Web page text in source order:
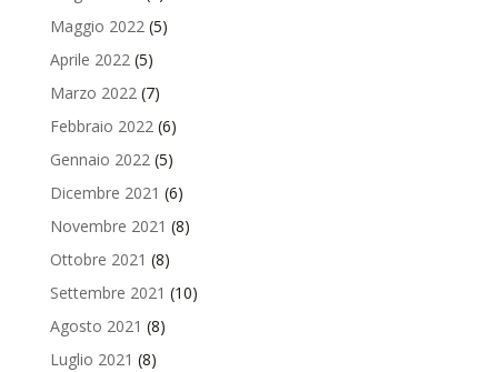
Maggio 2022 (5)
Aprile 2022 (5)
Marzo 2022 (7)
Febbraio 2022 (6)
Gennaio 2022 (5)
Dicembre 2021 (6)
Novembre 2021 (8)
Ottobre 2021 (8)
Settembre 2021 (10)
Agosto 2021 (8)
Luglio 2021 (8)